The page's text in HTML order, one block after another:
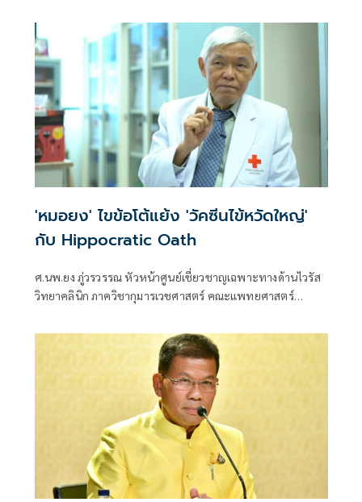
'หมอยง' ไขข้อโต้แย้ง 'วัคซีนไข้หวัดใหญ่'
กับ Hippocratic Oath
ศ.นพ.ยง ภู่วรวรรณ หัวหน้าศูนย์เชี่ยวชาญเฉพาะทางด้านไวรัส
วิทยาคลินิก ภาควิชากุมารเวชศาสตร์ คณะแพทยศาสตร์
แย้งวัคซีนไข้หวัดใหญ่ กับ Hippocratic Oath